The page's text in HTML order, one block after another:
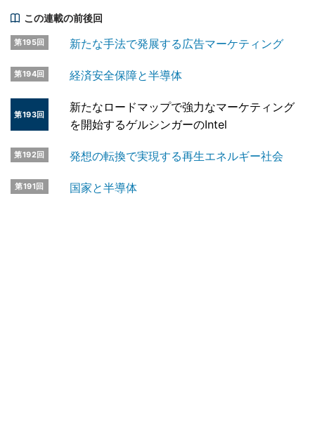
この連載の前後回
第195回 新たな手法で発展する広告マーケティング
第194回 経済安全保障と半導体
第193回
新たなロードマップで強力なマーケティング
を開始するゲルシンガーのIntel
第192回 発想の転換で実現する再生エネルギー社会
第191回 国家と半導体